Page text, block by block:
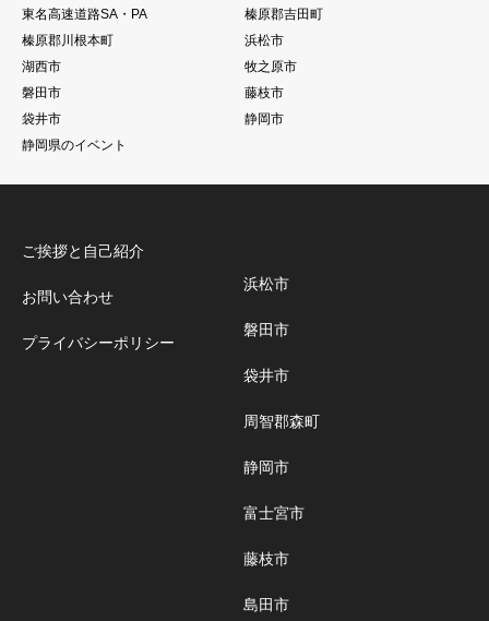
東名高速道路SA・PA
榛原郡吉田町
榛原郡川根本町
浜松市
湖西市
牧之原市
磐田市
藤枝市
袋井市
静岡市
静岡県のイベント
ご挨拶と自己紹介
お問い合わせ
プライバシーポリシー
浜松市
磐田市
袋井市
周智郡森町
静岡市
富士宮市
藤枝市
島田市